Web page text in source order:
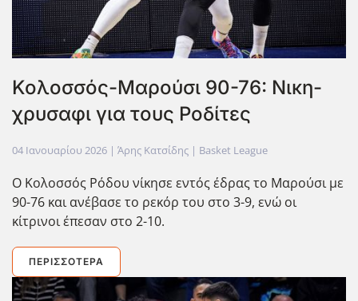
Κολοσσός-Μαρούσι 90-76: Νικη-
χρυσαφι για τους Ροδίτες
04 Ιανουαρίου 2026 | Άρης Κατσίδης | Basket League
Ο Κολοσσός Ρόδου νίκησε εντός έδρας το Μαρούσι με
90-76 και ανέβασε το ρεκόρ του στο 3-9, ενώ οι
κίτρινοι έπεσαν στο 2-10.
ΠΕΡΙΣΣΌΤΕΡΑ